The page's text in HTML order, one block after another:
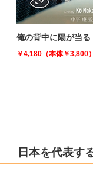
俺の背中に陽が当る
￥4,180（本体￥3,800）
日本を代表す